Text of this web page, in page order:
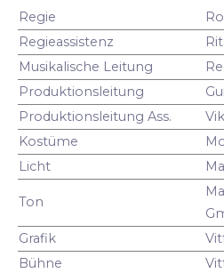
Regie
Regieassistenz
Musikalische Leitung
Produktionsleitung
Produktionsleitung Ass.
Kostüme
Licht
Ton
Grafik
Bühne